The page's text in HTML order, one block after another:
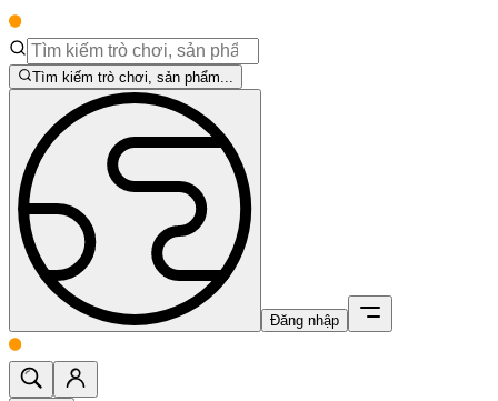
Tìm kiếm trò chơi, sản phẩm...
Đăng nhập